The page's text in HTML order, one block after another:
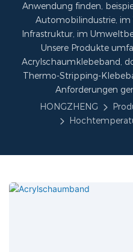
Anwendung finden,
Automobilindustrie, im
Infrastruktur, im
Unsere Produkte
Acrylschaumklebeband,
Thermo-Stripping-
Anforderungen
HONGZHENG